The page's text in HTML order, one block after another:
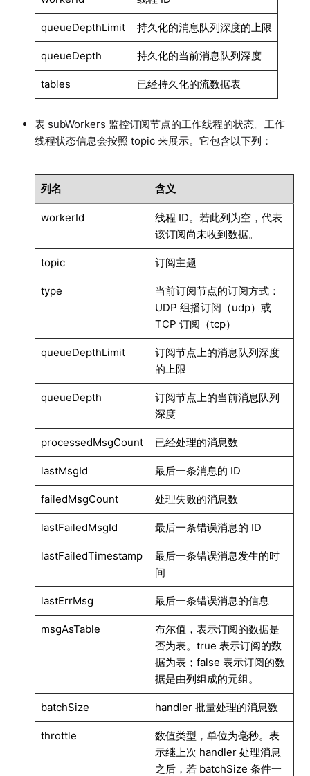
queueDepthLimit 持久化的消息队列深度的上限
queueDepth 持久化的当前消息队列深度
tables 已经持久化的流数据表
表 subWorkers 监控订阅节点的工作线程的状态。工作
线程状态信息会按照 topic 来展示。它包含以下列：
列名 含义
workerId
线程 ID。若此列为空，代表
该订阅尚未收到数据。
topic 订阅主题
type
当前订阅节点的订阅方式：
UDP 组播订阅（udp）或
TCP 订阅（tcp）
queueDepthLimit
订阅节点上的消息队列深度
的上限
queueDepth
订阅节点上的当前消息队列
深度
processedMsgCount 已经处理的消息数
lastMsgId 最后一条消息的 ID
failedMsgCount 处理失败的消息数
lastFailedMsgId 最后一条错误消息的 ID
lastFailedTimestamp
最后一条错误消息发生的时
间
lastErrMsg 最后一条错误消息的信息
msgAsTable
布尔值，表示订阅的数据是
否为表。true 表示订阅的数
据为表；false 表示订阅的数
据是由列组成的元组。
batchSize handler 批量处理的消息数
throttle
数值类型，单位为毫秒。表
示继上次 handler 处理消息
之后，若 batchSize 条件一